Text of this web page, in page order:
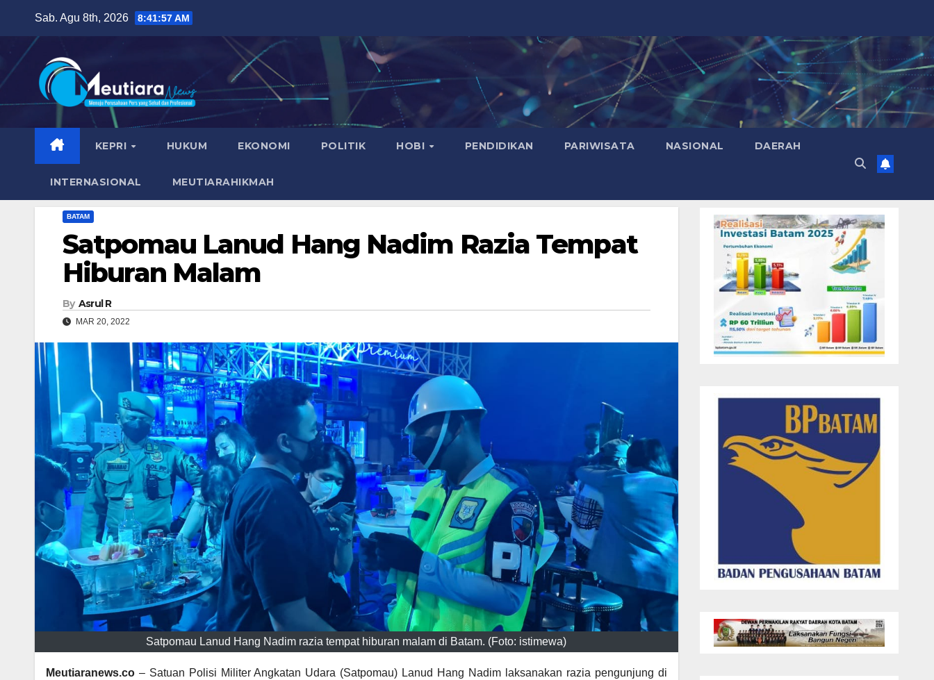
content
Sab. Agu 8th, 2026 8:41:59 AM
KEPRI HUKUM EKONOMI POLITIK HOBI PENDIDIKAN PARIWISATA NASIONAL DAERAH
INTERNASIONAL MEUTIARAHIKMAH
BATAM
Satpomau Lanud Hang Nadim Razia Tempat
Hiburan Malam
By Asrul R
MAR 20, 2022
Satpomau Lanud Hang Nadim razia tempat hiburan malam di Batam. (Foto: istimewa)
Meutiaranews.co – Satuan Polisi Militer Angkatan Udara (Satpomau) Lanud Hang Nadim laksanakan razia pengunjung di